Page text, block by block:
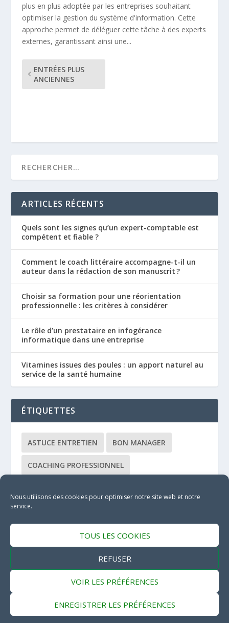
Nous utilisons des cookies pour optimiser notre site web et notre
service.
TOUS LES COOKIES
REFUSER
VOIR LES PRÉFÉRENCES
ENREGISTRER LES PRÉFÉRENCES
plus en plus adoptée par les entreprises souhaitant
optimiser la gestion du système d'information. Cette
approche permet de déléguer cette tâche à des experts
externes, garantissant ainsi une...
ENTRÉES PLUS
ANCIENNES
ARTICLES RÉCENTS
Quels sont les signes qu’un expert-comptable est
compétent et fiable ?
Comment le coach littéraire accompagne-t-il un
auteur dans la rédaction de son manuscrit ?
Choisir sa formation pour une réorientation
professionnelle : les critères à considérer
Le rôle d’un prestataire en infogérance
informatique dans une entreprise
Vitamines issues des poules : un apport naturel au
service de la santé humaine
ÉTIQUETTES
ASTUCE ENTRETIEN BON MANAGER
COACHING PROFESSIONNEL
DÉBUTANT
MANAGEMENT FÉMININ
MANAGEMENT HUMAIN MÉTHODE